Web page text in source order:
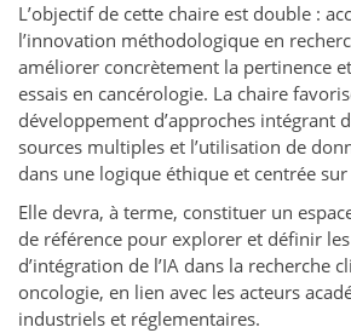
L’objectif de cette chaire est double :
l’innovation méthodologique en
améliorer concrètement la pertinence
essais en cancérologie. La chaire
développement d’approches intégrant
sources multiples et l’utilisation de
dans une logique éthique et centrée
Elle devra, à terme, constituer un
de référence pour explorer et définir
d’intégration de l’IA dans la recherche
oncologie, en lien avec les acteurs
industriels et réglementaires.